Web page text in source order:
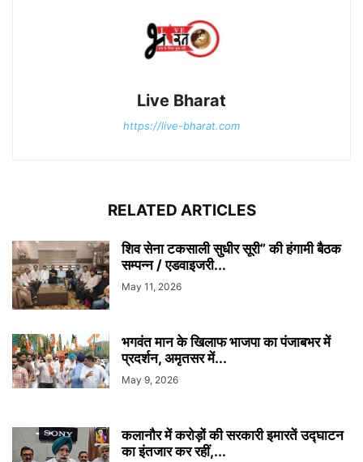
Live Bharat
https://live-bharat.com
RELATED ARTICLES
शिव सेना टकसाली सुधीर सूरी” की हंगामी बैठक
सम्पन्न / एडवाइजरी...
May 11, 2026
भगवंत मान के खिलाफ भाजपा का पंजाबभर में
प्रदर्शन, अमृतसर में...
May 9, 2026
कलानौर में करोड़ों की सरकारी इमारतें उद्घाटन
का इंतजार कर रहीं,...